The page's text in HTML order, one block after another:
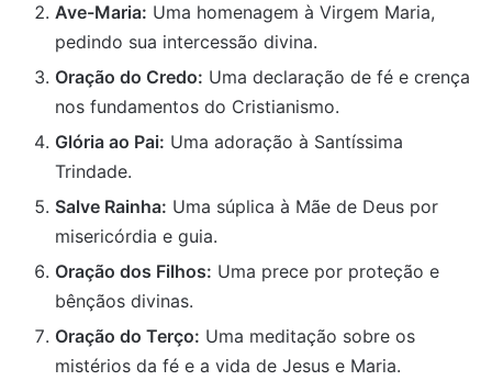
Ave-Maria: Uma homenagem à Virgem Maria,
pedindo sua intercessão divina.
Oração do Credo: Uma declaração de fé e crença
nos fundamentos do Cristianismo.
Glória ao Pai: Uma adoração à Santíssima
Trindade.
Salve Rainha: Uma súplica à Mãe de Deus por
misericórdia e guia.
Oração dos Filhos: Uma prece por proteção e
bênçãos divinas.
Oração do Terço: Uma meditação sobre os
mistérios da fé e a vida de Jesus e Maria.